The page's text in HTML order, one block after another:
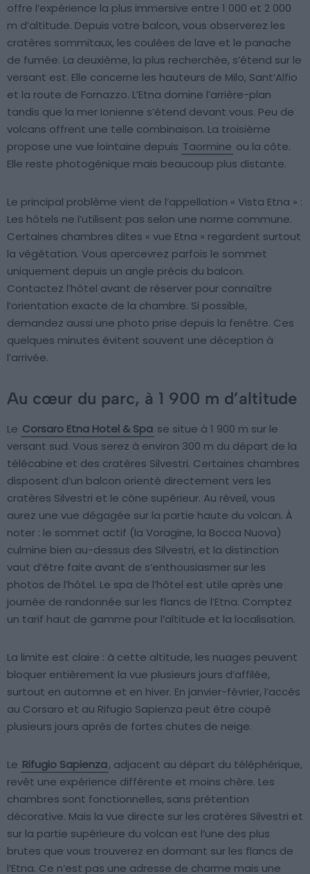
offre l’expérience la plus immersive entre 1 000 et 2 000
m d’altitude. Depuis votre balcon, vous observerez les
cratères sommitaux, les coulées de lave et le panache
de fumée. La deuxième, la plus recherchée, s’étend sur le
versant est. Elle concerne les hauteurs de Milo, Sant’Alfio
et la route de Fornazzo. L’Etna domine l’arrière-plan
tandis que la mer Ionienne s’étend devant vous. Peu de
volcans offrent une telle combinaison. La troisième
propose une vue lointaine depuis Taormine ou la côte.
Elle reste photogénique mais beaucoup plus distante.
Le principal problème vient de l’appellation « Vista Etna » :
Les hôtels ne l’utilisent pas selon une norme commune.
Certaines chambres dites « vue Etna » regardent surtout
la végétation. Vous apercevrez parfois le sommet
uniquement depuis un angle précis du balcon.
Contactez l’hôtel avant de réserver pour connaître
l’orientation exacte de la chambre. Si possible,
demandez aussi une photo prise depuis la fenêtre. Ces
quelques minutes évitent souvent une déception à
l’arrivée.
Au cœur du parc, à 1 900 m d’altitude
Le Corsaro Etna Hotel & Spa se situe à 1 900 m sur le
versant sud. Vous serez à environ 300 m du départ de la
télécabine et des cratères Silvestri. Certaines chambres
disposent d’un balcon orienté directement vers les
cratères Silvestri et le cône supérieur. Au réveil, vous
aurez une vue dégagée sur la partie haute du volcan. À
noter : le sommet actif (la Voragine, la Bocca Nuova)
culmine bien au-dessus des Silvestri, et la distinction
vaut d’être faite avant de s’enthousiasmer sur les
photos de l’hôtel. Le spa de l’hôtel est utile après une
journée de randonnée sur les flancs de l’Etna. Comptez
un tarif haut de gamme pour l’altitude et la localisation.
La limite est claire : à cette altitude, les nuages peuvent
bloquer entièrement la vue plusieurs jours d’affilée,
surtout en automne et en hiver. En janvier-février, l’accès
au Corsaro et au Rifugio Sapienza peut être coupé
plusieurs jours après de fortes chutes de neige.
Le Rifugio Sapienza, adjacent au départ du téléphérique,
revêt une expérience différente et moins chère. Les
chambres sont fonctionnelles, sans prétention
décorative. Mais la vue directe sur les cratères Silvestri et
sur la partie supérieure du volcan est l’une des plus
brutes que vous trouverez en dormant sur les flancs de
l’Etna. Ce n’est pas une adresse de charme mais une